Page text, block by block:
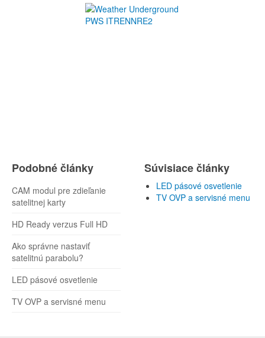
Podobné články
CAM modul pre zdieľanie
satelitnej karty
HD Ready verzus Full HD
Ako správne nastaviť
satelitnú parabolu?
LED pásové osvetlenie
TV OVP a servisné menu
Súvisiace články
LED pásové osvetlenie
TV OVP a servisné menu